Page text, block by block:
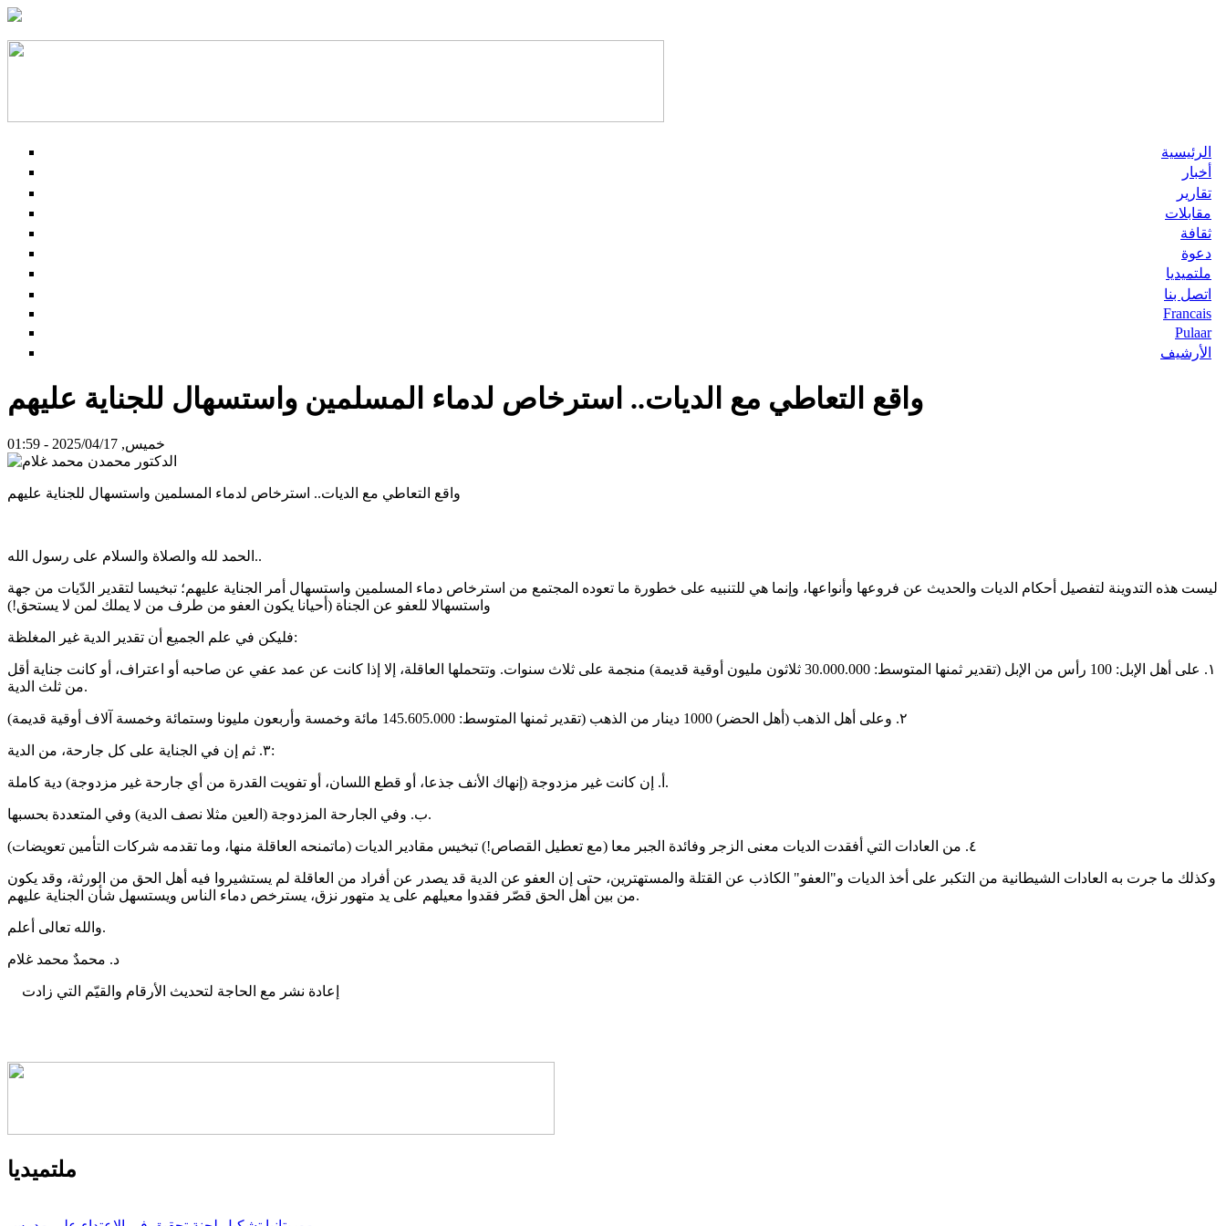
الرئيسية
أخبار
تقارير
مقابلات
ثقافة
دعوة
ملتميديا
اتصل بنا
Francais
Pulaar
الأرشيف
واقع التعاطي مع الديات.. استرخاص لدماء المسلمين واستسهال للجناية عليهم
خميس, 2025/04/17 - 01:59
واقع التعاطي مع الديات.. استرخاص لدماء المسلمين واستسهال للجناية عليهم
الحمد لله والصلاة والسلام على رسول الله..
ليست هذه التدوينة لتفصيل أحكام الديات والحديث عن فروعها وأنواعها، وإنما هي للتنبيه على خطورة ما تعوده المجتمع من استرخاص دماء المسلمين واستسهال أمر الجناية عليهم؛ تبخيسا لتقدير الدّيات من جهة
واستسهالا للعفو عن الجناة (أحيانا يكون العفو من طرف من لا يملك لمن لا يستحق!)
فليكن في علم الجميع أن تقدير الدية غير المغلظة:
١. على أهل الإبل: 100 رأس من الإبل (تقدير ثمنها المتوسط: 30.000.000 ثلاثون مليون أوقية قديمة) منجمة على ثلاث سنوات. وتتحملها العاقلة، إلا إذا كانت عن عمد عفي عن صاحبه أو اعتراف، أو كانت جناية أقل
من ثلث الدية.
٣. ثم إن في الجناية على كل جارحة، من الدية:
أ. إن كانت غير مزدوجة (إنهاك الأنف جذعا، أو قطع اللسان، أو تفويت القدرة من أي جارحة غير مزدوجة) دية كاملة.
ب. وفي الجارحة المزدوجة (العين مثلا نصف الدية) وفي المتعددة بحسبها.
٤. من العادات التي أفقدت الديات معنى الزجر وفائدة الجبر معا (مع تعطيل القصاص!) تبخيس مقادير الديات (ماتمنحه العاقلة منها، وما تقدمه شركات التأمين تعويضات)
وكذلك ما جرت به العادات الشيطانية من التكبر على أخذ الديات و"العفو" الكاذب عن القتلة والمستهترين، حتى إن العفو عن الدية قد يصدر عن أفراد من العاقلة لم يستشيروا فيه أهل الحق من الورثة، وقد يكون
من بين أهل الحق قصّر فقدوا معيلهم على يد متهور نزق، يسترخص دماء الناس ويستسهل شأن الجناية عليهم.
والله تعالى أعلم.
د. محمدٌ محمد غلام
إعادة نشر مع الحاجة لتحديث الأرقام والقيّم التي زادت
ملتميديا